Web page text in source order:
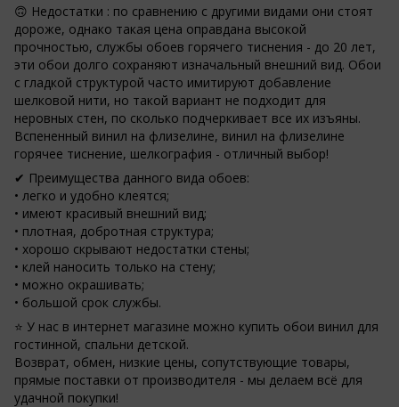
🙃 Недостатки : по сравнению с другими видами они стоят
дороже, однако такая цена оправдана высокой
прочностью, службы обоев горячего тиснения - до 20 лет,
эти обои долго сохраняют изначальный внешний вид. Обои
с гладкой структурой часто имитируют добавление
шелковой нити, но такой вариант не подходит для
неровных стен, по сколько подчеркивает все их изъяны.
Вспененный винил на флизелине, винил на флизелине
горячее тиснение, шелкография - отличный выбор!
✔ Преимущества данного вида обоев:
• легко и удобно клеятся;
• имеют красивый внешний вид;
• плотная, добротная структура;
• хорошо скрывают недостатки стены;
• клей наносить только на стену;
• можно окрашивать;
• большой срок службы.
⭐ У нас в интернет магазине можно купить обои винил для
гостинной, спальни детской.
Возврат, обмен, низкие цены, сопутствующие товары,
прямые поставки от производителя - мы делаем всё для
удачной покупки!